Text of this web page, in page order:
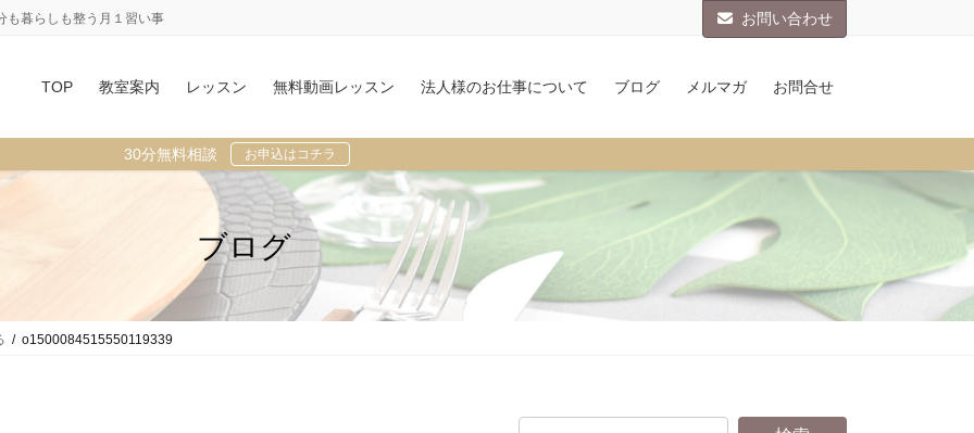
暮らしも整う月１習い事 お問い合わせ
TOP 教室案内 レッスン 無料動画レッスン 法人様のお仕事について ブログ メルマガ お問合せ
30分無料相談 お申込はコチラ
ブログ
o1500084515550119339